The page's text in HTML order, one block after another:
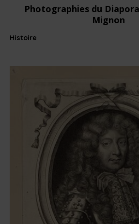
Photographies du
Mignon
Histoire